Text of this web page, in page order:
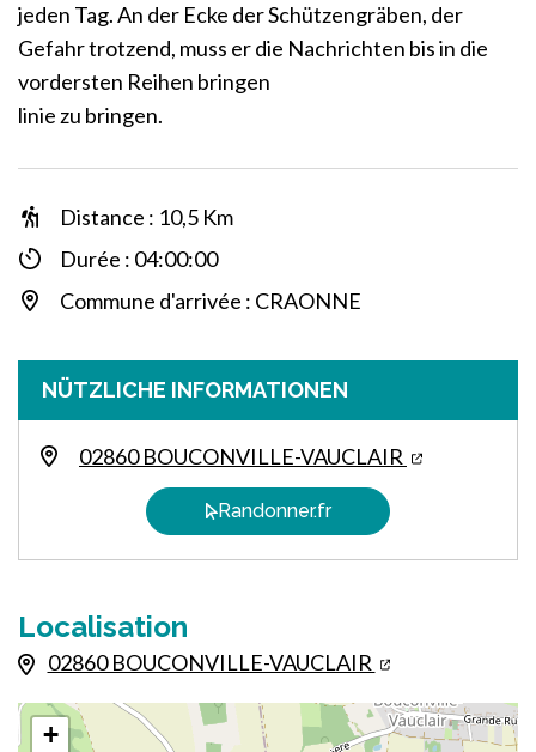
jeden Tag. An der Ecke der Schützengräben, der
Gefahr trotzend, muss er die Nachrichten bis in die
vordersten Reihen bringen
linie zu bringen.
Distance : 10,5 Km
Durée : 04:00:00
Commune d'arrivée : CRAONNE
NÜTZLICHE INFORMATIONEN
02860 BOUCONVILLE-VAUCLAIR
Randonner.fr
Localisation
02860 BOUCONVILLE-VAUCLAIR
+